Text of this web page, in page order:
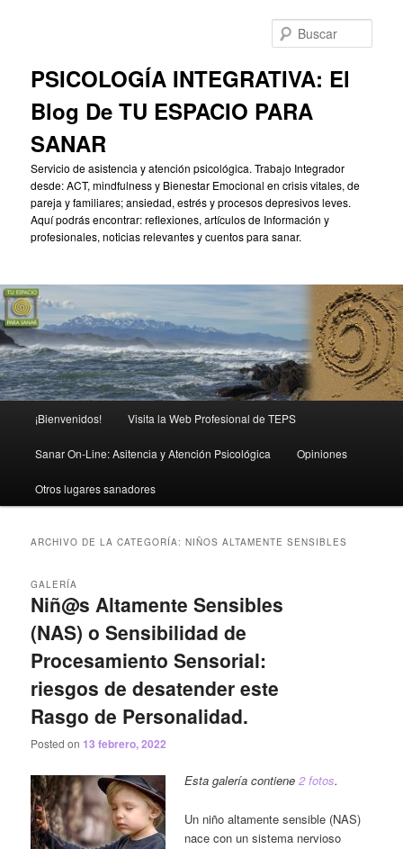
PSICOLOGÍA INTEGRATIVA: El
Blog De TU ESPACIO PARA
SANAR
Servicio de asistencia y atención psicológica. Trabajo Integrador
desde: ACT, mindfulness y Bienestar Emocional en crisis vitales, de
pareja y familiares; ansiedad, estrés y procesos depresivos leves.
Aquí podrás encontrar: reflexiones, artículos de Información y
profesionales, noticias relevantes y cuentos para sanar.
principal
¡Bienvenidos! Visita la Web Profesional de TEPS
Sanar On-Line: Asitencia y Atención Psicológica Opiniones
Otros lugares sanadores
ARCHIVO DE LA CATEGORÍA:NIÑOS ALTAMENTE SENSIBLES
Niñ@s Altamente Sensibles
(NAS) o Sensibilidad de
Procesamiento Sensorial:
riesgos de desatender este
Rasgo de Personalidad.
GALERÍA
Posted on 13 febrero, 2022
Esta galería contiene2 fotos.
Un niño altamente sensible (NAS)
nace con un sistema nervioso